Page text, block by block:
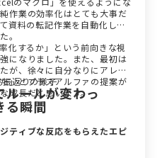
作業の効率化はとても大事だ
資料の転記作業を自動化し、
。
化するか」という前向きな視
になりました。また、最初は
が、徐々に自分なりにアレン
」とプラスアルファの提案が
成長だと思います。
振返りの様子
ルールが変わっ
る瞬間
ティブな反応をもらえたエピ